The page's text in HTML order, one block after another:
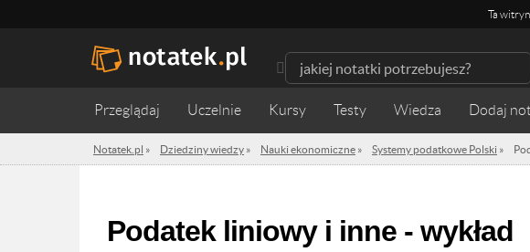
Ta
Przeglądaj Uczelnie Kursy Testy Wiedza
Notatek.pl » Dziedziny wiedzy » Nauki ekonomiczne » Systemy podatkowe Polski »
Podatek liniowy i inne - wykład